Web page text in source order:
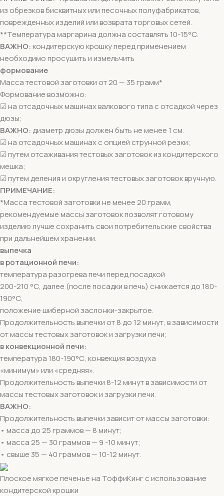
из обрезков бисквитных или песочных полуфабрикатов,
поврежденных изделий или возврата торговых сетей.
**Температура маргарина должна составлять 10-15°С.
ВАЖНО: кондитерскую крошку перед применением
необходимо просушить и измельчить
формование
Масса тестовой заготовки от 20 — 35 грамм*
Формование возможно:
☑ на отсадочных машинах валкового типа с отсадкой через
дюзы;
ВАЖНО: диаметр дюзы должен быть не менее 1 см.
☑ на отсадочных машинах с опцией струнной резки;
☑ путем отсаживания тестовых заготовок из кондитерского
мешка;
☑ путем деления и округления тестовых заготовок вручную.
ПРИМЕЧАНИЕ:
*Масса тестовой заготовки не менее 20 грамм,
рекомендуемые массы заготовок позволят готовому
изделию лучше сохранить свои потребительские свойства
при дальнейшем хранении.
выпечка
в ротационной печи:
температура разогрева печи перед посадкой
200-210 °С, далее (после посадки в печь) снижается до 180-
190°С,
положение шиберной заслонки-закрытое.
Продолжительность выпечки от 8 до 12 минут, в зависимости
от массы тестовых заготовок и загрузки печи;
в конвекционной печи:
температура 180-190°С, конвекция воздуха
«минимум» или «средняя».
Продолжительность выпечки 8-12 минут в зависимости от
массы тестовых заготовок и загрузки печи.
ВАЖНО:
Продолжительность выпечки зависит от массы заготовки:
• масса до 25 граммов — 8 минут;
• масса 25 — 30 граммов — 9 -10 минут;
• свыше 35 — 40 граммов — 10-12 минут.
Плоское мягкое печенье на ТоффиКинг с использование
кондитерской крошки